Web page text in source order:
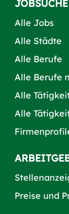
JOBSUCHE
Alle Jobs
Alle Städte
Alle Berufe
Alle Berufe
Alle
Alle
Preise und